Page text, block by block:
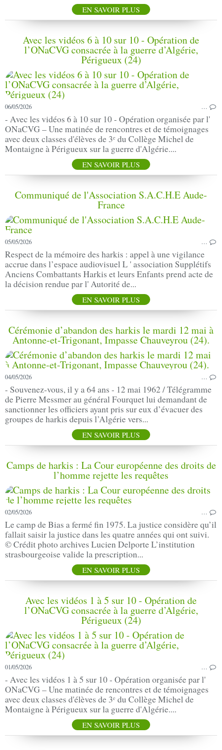
EN SAVOIR PLUS
Avec les vidéos 6 à 10 sur 10 - Opération de
l’ONaCVG consacrée à la guerre d’Algérie,
Périgueux (24)
06/05/2026 …
- Avec les vidéos 6 à 10 sur 10 - Opération organisée par l'
ONaCVG – Une matinée de rencontres et de témoignages
avec deux classes d'élèves de 3ᵉ du Collège Michel de
Montaigne à Périgueux sur la guerre d'Algérie....
EN SAVOIR PLUS
Communiqué de l'Association S.A.C.H.E Aude-
France
05/05/2026 …
Respect de la mémoire des harkis : appel à une vigilance
accrue dans l’espace audiovisuel L ' association Supplétifs
Anciens Combattants Harkis et leurs Enfants prend acte de
la décision rendue par l' Autorité de...
EN SAVOIR PLUS
Cérémonie d’abandon des harkis le mardi 12 mai à
Antonne-et-Trigonant, Impasse Chauveyrou (24).
04/05/2026 …
- Souvenez-vous, il y a 64 ans - 12 mai 1962 / Télégramme
de Pierre Messmer au général Fourquet lui demandant de
sanctionner les officiers ayant pris sur eux d’évacuer des
groupes de harkis depuis l’Algérie vers...
EN SAVOIR PLUS
Camps de harkis : La Cour européenne des droits de
l’homme rejette les requêtes
02/05/2026 …
Le camp de Bias a fermé fin 1975. La justice considère qu’il
fallait saisir la justice dans les quatre années qui ont suivi.
© Crédit photo archives Lucien Delporte L’institution
strasbourgeoise valide la prescription...
EN SAVOIR PLUS
Avec les vidéos 1 à 5 sur 10 - Opération de
l’ONaCVG consacrée à la guerre d’Algérie,
Périgueux (24)
01/05/2026 …
- Avec les vidéos 1 à 5 sur 10 - Opération organisée par l'
ONaCVG – Une matinée de rencontres et de témoignages
avec deux classes d'élèves de 3ᵉ du Collège Michel de
Montaigne à Périgueux sur la guerre d'Algérie....
EN SAVOIR PLUS